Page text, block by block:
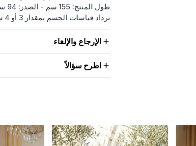
طول المنتج: 155 سم - الصدر: 94 سم - الخصر: 92 سم - الأرداف: 108 سم
تزداد قياسات الجسم بمقدار 3 أو 4 سم تدريجياً. (طول المنتج لا يتغير)
الإرجاع والإلغاء
اطرح سؤالاً